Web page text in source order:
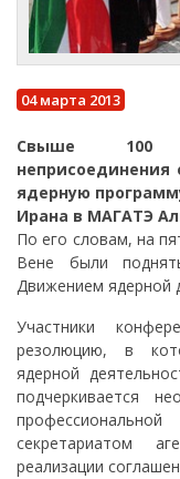
04 марта 2013
Свыше 100
ядерную
Ирана в МАГАТЭ
По его словам, на
Вене были
Движением ядерной
Участники
резолюцию, в
ядерной
подчеркивается
секретариатом
реализации